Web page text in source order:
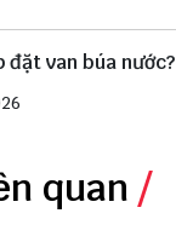
đặt van búa nước?
quan